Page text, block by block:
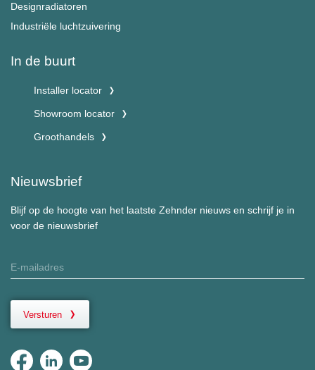
Designradiatoren
Industriële luchtzuivering
In de buurt
Installer locator
Showroom locator
Groothandels
Nieuwsbrief
Blijf op de hoogte van het laatste Zehnder nieuws en schrijf je in
voor de nieuwsbrief
Versturen